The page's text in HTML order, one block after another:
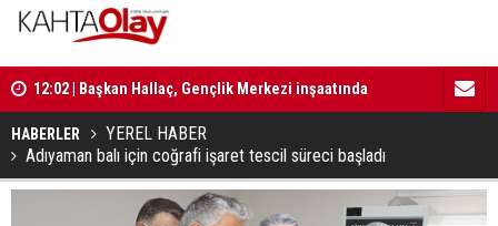
12:02 | Başkan Hallaç, Gençlik Merkezi inşaatında
12:01 | Milletvekili Şan: “Bu süreç birlik ve beraberliği
güçlendirecektir”
11:59 |
HABERLER
YEREL HABER
Adıyaman balı için coğrafi işaret tescil süreci başladı